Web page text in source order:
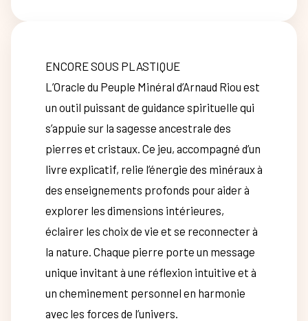
ENCORE SOUS PLASTIQUE
L’Oracle du Peuple Minéral d’Arnaud Riou est
un outil puissant de guidance spirituelle qui
s’appuie sur la sagesse ancestrale des
pierres et cristaux. Ce jeu, accompagné d’un
livre explicatif, relie l’énergie des minéraux à
des enseignements profonds pour aider à
explorer les dimensions intérieures,
éclairer les choix de vie et se reconnecter à
la nature. Chaque pierre porte un message
unique invitant à une réflexion intuitive et à
un cheminement personnel en harmonie
avec les forces de l’univers.